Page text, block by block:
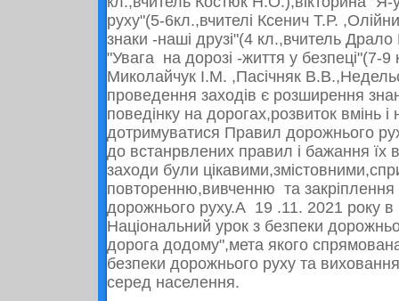
руху"(5-6кл.,вчителі Ксенич Т.Р.
знаки -наші друзі"(4 кл.,вчитель Драло
"Увага на дорозі -життя у безпеці"(7-9
Миколайчук І.М. ,Пасічняк
проведення заходів є розширення
поведінку на дорогах,розвиток вмінь і
дотримуватися Правил дорожнього
до встанрвлених правил і бажання їх
заходи були
повторенню,вивченню та
дорожнього руху.А 19 .11. 2021 року
Національний урок з безпеки
дорога додому",мета якого
безпеки дорожнього руху та
серед населення.